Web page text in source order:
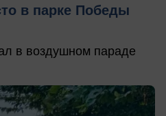
в парке Победы
в воздушном параде